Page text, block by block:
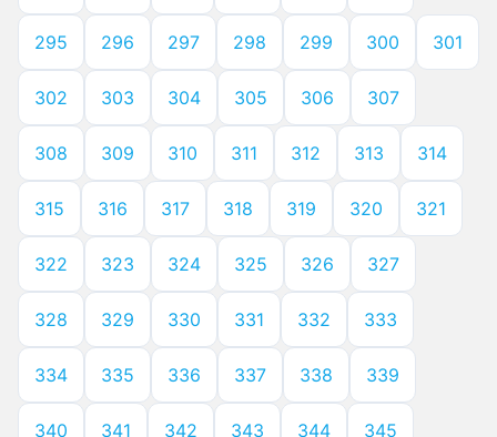
295 296 297 298 299 300 301
302 303 304 305 306 307
308 309 310 311 312 313 314
315 316 317 318 319 320 321
322 323 324 325 326 327
328 329 330 331 332 333
334 335 336 337 338 339
340 341 342 343 344 345